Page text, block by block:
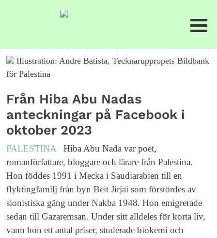
Illustration: Andre Batista, Tecknaruppropets Bildbank
för Palestina
Från Hiba Abu Nadas
anteckningar på Facebook i
oktober 2023
PALESTINA
Hiba Abu Nada var poet,
romanförfattare, bloggare och lärare från Palestina.
Hon föddes 1991 i Mecka i Saudiarabien till en
flyktingfamilj från byn Beit Jirjai som förstördes av
sionistiska gäng under Nakba 1948. Hon emigrerade
sedan till Gazaremsan. Under sitt alldeles för korta liv,
vann hon ett antal priser, studerade biokemi och